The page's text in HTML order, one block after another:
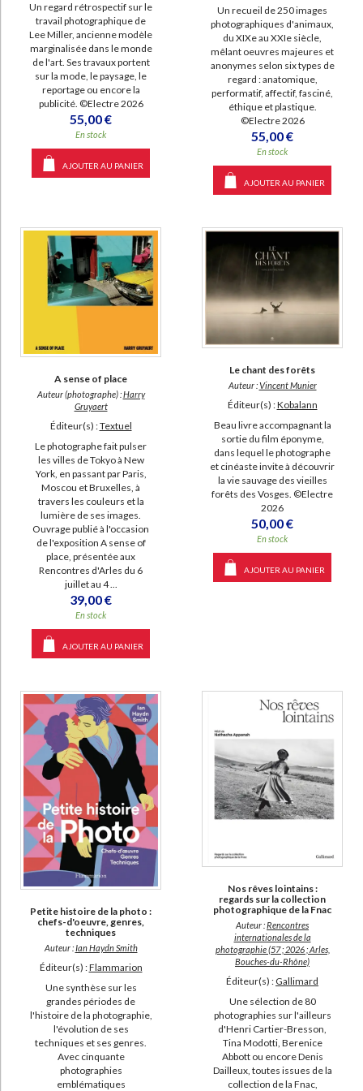
manquant (674)
a-paraitre (499)
Un regard rétrospectif sur le
travail photographique de
Lee Miller, ancienne modèle
marginalisée dans le monde
de l'art. Ses travaux portent
sur la mode, le paysage, le
reportage ou encore la
publicité. ©Electre 2026
55,00 €
En stock
AJOUTER AU PANIER
Un recueil de 250 images
photographiques d'animaux,
du XIXe au XXIe siècle,
mêlant oeuvres majeures et
anonymes selon six types de
regard : anatomique,
performatif, affectif, fasciné,
éthique et plastique.
©Electre 2026
55,00 €
En stock
AJOUTER AU PANIER
A sense of place
Auteur (photographe) :Harry
Gruyaert
Éditeur(s) :Textuel
Le photographe fait pulser
les villes de Tokyo à New
York, en passant par Paris,
Moscou et Bruxelles, à
travers les couleurs et la
lumière de ses images.
Ouvrage publié à l'occasion
de l'exposition A sense of
place, présentée aux
Rencontres d'Arles du 6
juillet au 4 ...
39,00 €
En stock
AJOUTER AU PANIER
Le chant des forêts
Auteur :Vincent Munier
Éditeur(s) :Kobalann
Beau livre accompagnant la
sortie du film éponyme,
dans lequel le photographe
et cinéaste invite à découvrir
la vie sauvage des vieilles
forêts des Vosges. ©Electre
2026
50,00 €
En stock
AJOUTER AU PANIER
Petite histoire de la photo :
chefs-d'oeuvre, genres,
techniques
Auteur : Ian Haydn Smith
Éditeur(s) :Flammarion
Une synthèse sur les
grandes périodes de
l'histoire de la photographie,
l'évolution de ses
techniques et ses genres.
Avec cinquante
photographies
emblématiques
Nos rêves lointains :
regards sur la collection
photographique de la Fnac
Auteur :Rencontres
internationales de la
photographie (57 ; 2026 ; Arles,
Bouches-du-Rhône)
Éditeur(s) : Gallimard
Une sélection de 80
photographies sur l'ailleurs
d'Henri Cartier-Bresson,
Tina Modotti, Berenice
Abbott ou encore Denis
Dailleux, toutes issues de la
collection de la Fnac,